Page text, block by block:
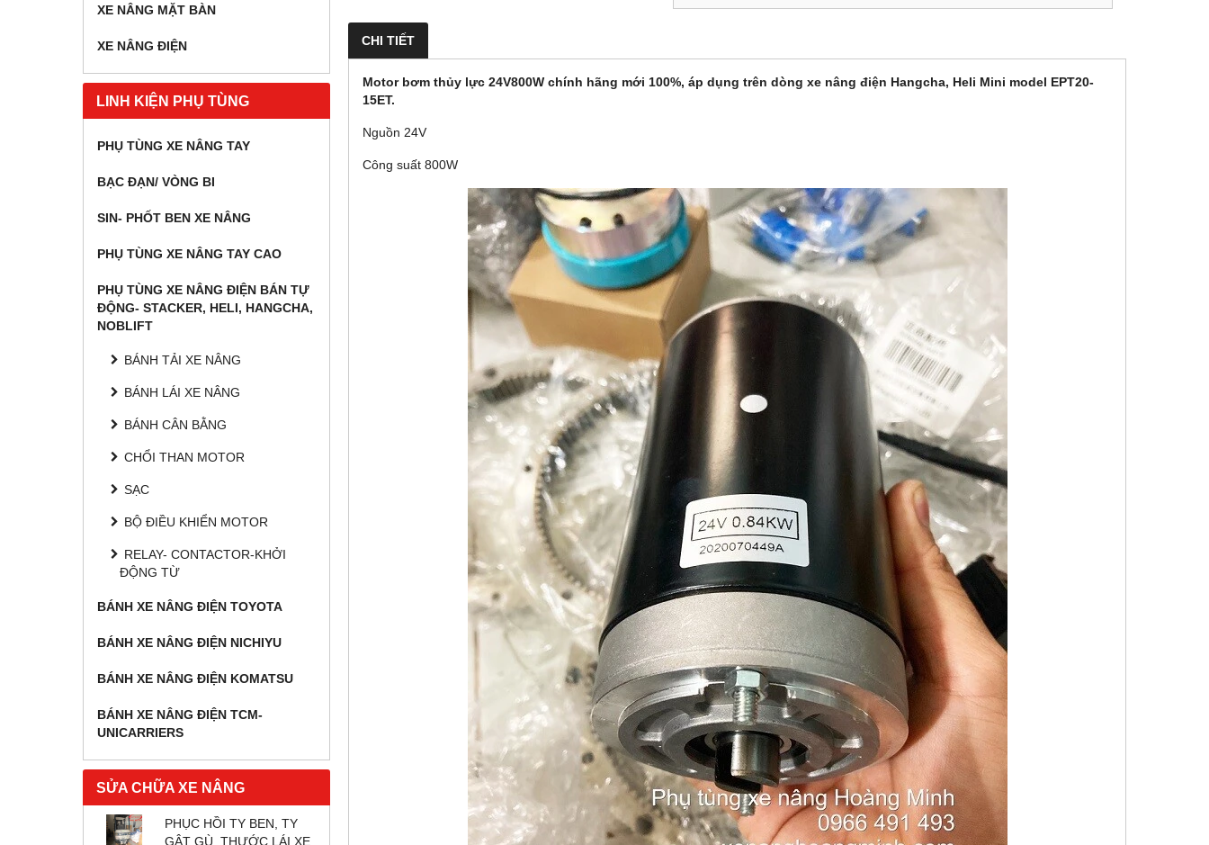
XE NÂNG MẶT BÀN
XE NÂNG ĐIỆN
LINH KIỆN PHỤ TÙNG
PHỤ TÙNG XE NÂNG TAY
BẠC ĐẠN/ VÒNG BI
SIN- PHỐT BEN XE NÂNG
PHỤ TÙNG XE NÂNG TAY CAO
PHỤ TÙNG XE NÂNG ĐIỆN BÁN TỰ
ĐỘNG- STACKER, HELI, HANGCHA,
NOBLIFT
BÁNH TẢI XE NÂNG
BÁNH LÁI XE NÂNG
BÁNH CÂN BẰNG
CHỔI THAN MOTOR
SẠC
BỘ ĐIỀU KHIỂN MOTOR
RELAY- CONTACTOR-KHỞI
ĐỘNG TỪ
BÁNH XE NÂNG ĐIỆN TOYOTA
BÁNH XE NÂNG ĐIỆN NICHIYU
BÁNH XE NÂNG ĐIỆN KOMATSU
BÁNH XE NÂNG ĐIỆN TCM-
UNICARRIERS
SỬA CHỮA XE NÂNG
PHỤC HỒI TY BEN, TY
GẬT GÙ, THƯỚC LÁI XE
CHI TIẾT
Motor bơm thủy lực 24V800W chính hãng mới 100%, áp dụng trên dòng xe nâng điện Hangcha, Heli Mini model EPT20-
15ET.
Nguồn 24V
Công suất 800W